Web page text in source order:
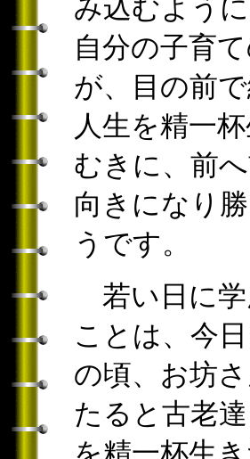
み込むよう
自分の子育
が、目の前
人生を精一
むきに、前
向きになり
うです。
若い日に学
ことは、今
の頃、お坊
たると古老
を精一杯生